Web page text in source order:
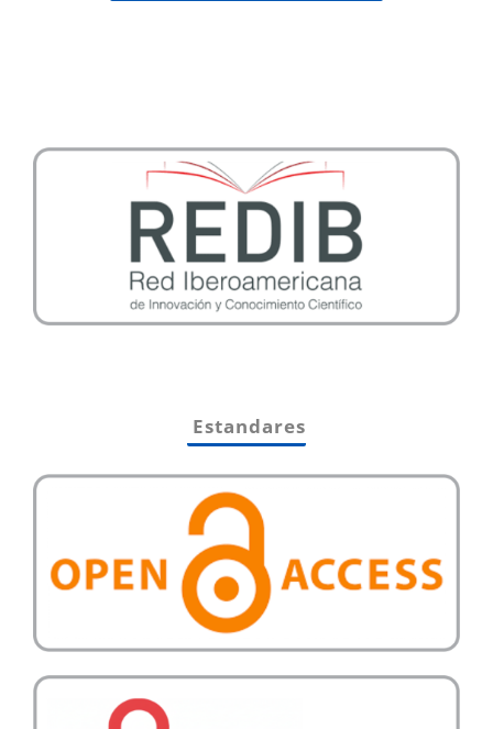
Estandares